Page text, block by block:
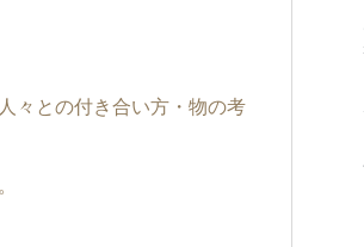
々との付き合い方・物の考